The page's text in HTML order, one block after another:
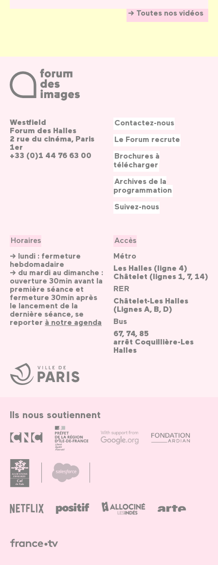
Toutes nos vidéos
Ville
de
Paris
Westfield
Forum des Halles
2 rue du cinéma, Paris
1er
+33 (0)1 44 76 63 00
Horaires
→ lundi : fermeture
hebdomadaire
→ du mardi au dimanche :
ouverture 30min avant la
première séance et
fermeture 30min après
le lancement de la
dernière séance, se
reporter à notre agenda
Accès
Métro
Les Halles (ligne 4)
Châtelet (lignes 1, 7, 14)
RER
Châtelet-Les Halles
(Lignes A, B, D)
Bus
67, 74, 85
arrêt Coquillière-Les
Halles
Contactez-nous
Le Forum recrute
Brochures à
télécharger
Archives de la
programmation
Suivez-nous
Ils nous soutiennent